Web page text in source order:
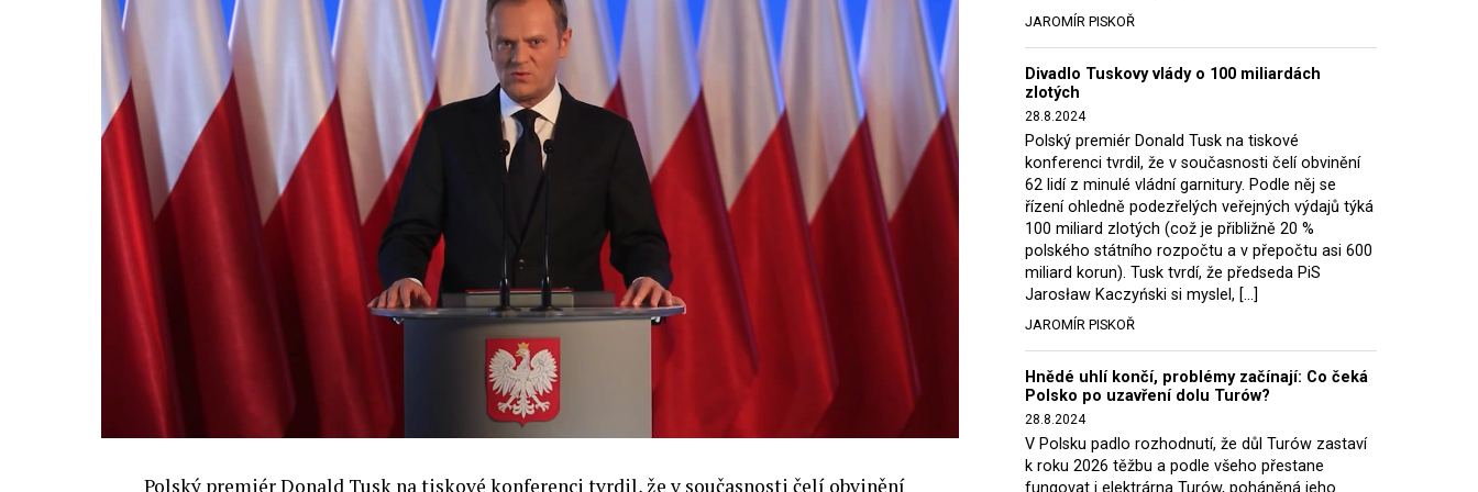
oblastí. Fórum AI bude zahrnovat vyhrazenou tematickou trať skládající se z panelů,
prezentací, workshopů a speciálních akcí. Budou diskutovány klíčové otázky vlivu umělé
inteligence ve společnosti, ale i v sektoru veřejných a komerčních služeb. Budou se
diskutovat problémy a výzvy, kterým bude muset trh čelit tváří v tvář zásadním
technologickým změnám. Účastníci fóra také zváží, do jaké míry investice do vědeckého
výzkumu a moderních technologií umělé inteligence v mnoha oblastech života umožní
Evropské unii obnovit konkurenceschopnost ve vztahu ke globálním ekonomikám a
nutnosti zajistit bezpečnost evropských zemí.
Polský premiér Donald Tusk na tiskové konferenci tvrdil, že v současnosti čelí obvinění
JAROMÍR PISKOŘ
Divadlo Tuskovy vlády o 100 miliardách
zlotých
28.8.2024
Polský premiér Donald Tusk na tiskové
konferenci tvrdil, že v současnosti čelí obvinění
62 lidí z minulé vládní garnitury. Podle něj se
řízení ohledně podezřelých veřejných výdajů týká
100 miliard zlotých (což je přibližně 20 %
polského státního rozpočtu a v přepočtu asi 600
miliard korun). Tusk tvrdí, že předseda PiS
Jarosław Kaczyński si myslel, […]
JAROMÍR PISKOŘ
Hnědé uhlí končí, problémy začínají: Co čeká
Polsko po uzavření dolu Turów?
28.8.2024
V Polsku padlo rozhodnutí, že důl Turów zastaví
k roku 2026 těžbu a podle všeho přestane
fungovat i elektrárna Turów, poháněná jeho